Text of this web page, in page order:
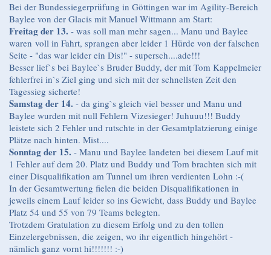
Bei der Bundessiegerprüfung in Göttingen war im Agility-Bereich
Baylee von der Glacis mit Manuel Wittmann am Start:
Freitag der 13. - was soll man mehr sagen... Manu und Baylee
waren voll in Fahrt, sprangen aber leider 1 Hürde von der falschen
Seite - "das war leider ein Dis!" - supersch....ade!!!
Besser lief`s bei Baylee`s Bruder Buddy, der mit Tom Kappelmeier
fehlerfrei in`s Ziel ging und sich mit der schnellsten Zeit den
Tagessieg sicherte!
Samstag der 14. - da ging`s gleich viel besser und Manu und
Baylee wurden mit null Fehlern Vizesieger! Juhuuu!!! Buddy
leistete sich 2 Fehler und rutschte in der Gesamtplatzierung einige
Plätze nach hinten. Mist....
Sonntag der 15. - Manu und Baylee landeten bei diesem Lauf mit
1 Fehler auf dem 20. Platz und Buddy und Tom brachten sich mit
einer Disqualifikation am Tunnel um ihren verdienten Lohn :-(
In der Gesamtwertung fielen die beiden Disqualifikationen in
jeweils einem Lauf leider so ins Gewicht, dass Buddy und Baylee
Platz 54 und 55 von 79 Teams belegten.
Trotzdem Gratulation zu diesem Erfolg und zu den tollen
Einzelergebnissen, die zeigen, wo ihr eigentlich hingehört -
nämlich ganz vornt hi!!!!!!! :-)